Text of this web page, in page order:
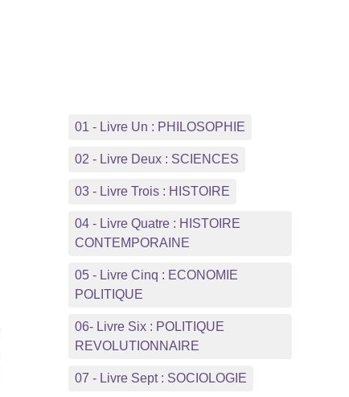
01 - Livre Un : PHILOSOPHIE
02 - Livre Deux : SCIENCES
03 - Livre Trois : HISTOIRE
04 - Livre Quatre : HISTOIRE
CONTEMPORAINE
05 - Livre Cinq : ECONOMIE
POLITIQUE
06- Livre Six : POLITIQUE
REVOLUTIONNAIRE
07 - Livre Sept : SOCIOLOGIE